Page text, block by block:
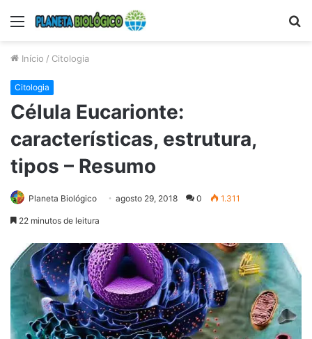
Menu
Início / Citologia
Citologia
Célula Eucarionte:
características, estrutura,
tipos – Resumo
Planeta Biológico agosto 29, 2018 0 1.311
22 minutos de leitura